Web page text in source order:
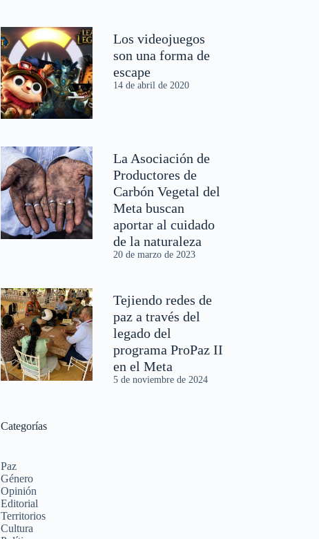
Los videojuegos
son una forma de
escape
14 de abril de 2020
La Asociación de
Productores de
Carbón Vegetal del
Meta buscan
aportar al cuidado
de la naturaleza
20 de marzo de 2023
Tejiendo redes de
paz a través del
legado del
programa ProPaz II
en el Meta
5 de noviembre de 2024
Categorías
Paz
Género
Opinión
Editorial
Territorios
Cultura